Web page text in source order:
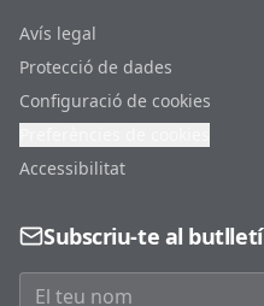
Avís legal
Protecció de dades
Configuració de cookies
Accessibilitat
Subscriu-te al butlletí